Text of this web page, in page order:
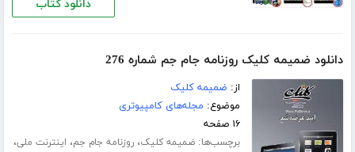
دانلود کتاب
دانلود ضمیمه کلیک روزنامه جام جم شماره 276
از: ضمیمه کلیک
موضوع: مجله‌های کامپیوتری
۱۶ صفحه
برچسب‌ها:ضمیمه کلیک،روزنامه جام جم، اینترنت ملی،